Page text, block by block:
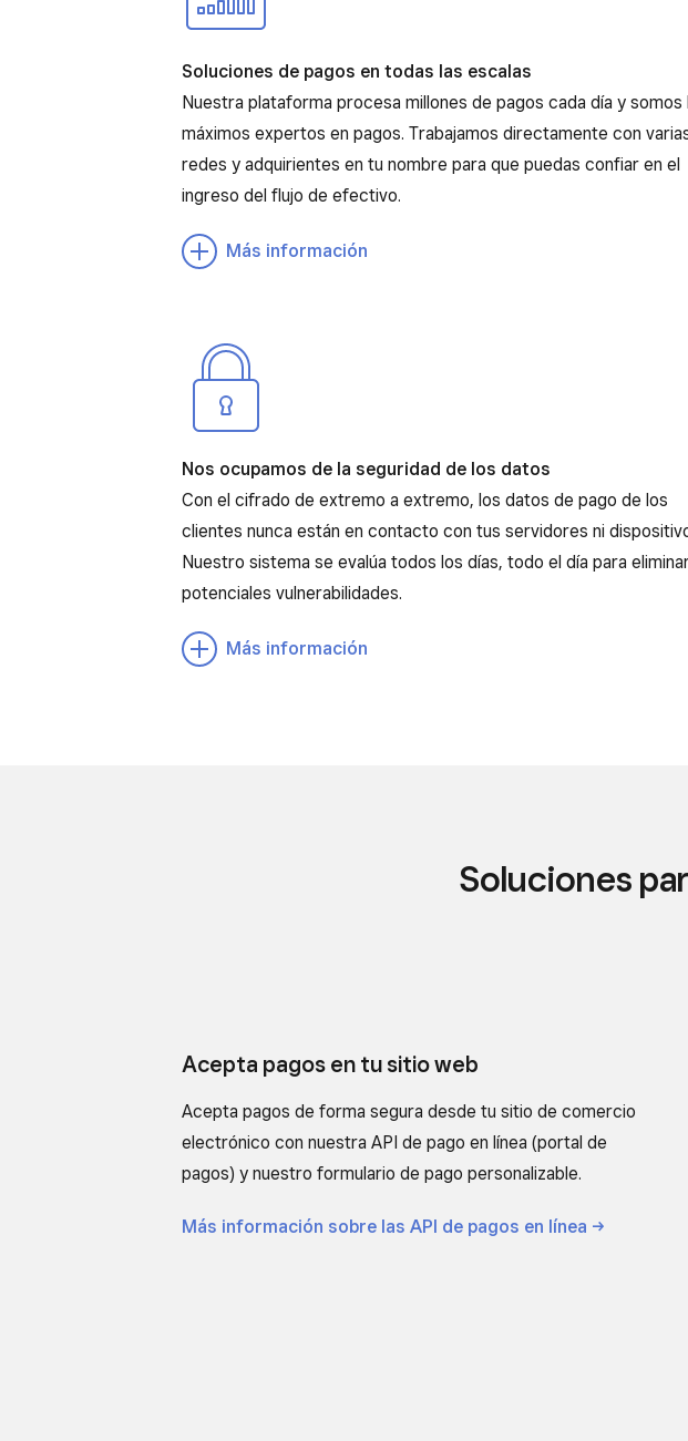
Soluciones de pagos en todas las escalas
Nuestra plataforma procesa millones de pagos cada día y somos
máximos expertos en pagos. Trabajamos directamente con
redes y adquirientes en tu nombre para que puedas confiar en el
ingreso del flujo de efectivo.
Más información
Nos ocupamos de la seguridad de los datos
Con el cifrado de extremo a extremo, los datos de pago de los
clientes nunca están en contacto con tus servidores ni
Nuestro sistema se evalúa todos los días, todo el día para
potenciales vulnerabilidades.
Más información
Soluciones
Acepta pagos en tu sitio web
Acepta pagos de forma segura desde tu sitio de comercio
electrónico con nuestra API de pago en línea (portal de
pagos) y nuestro formulario de pago personalizable.
Más información sobre las API de pagos en línea